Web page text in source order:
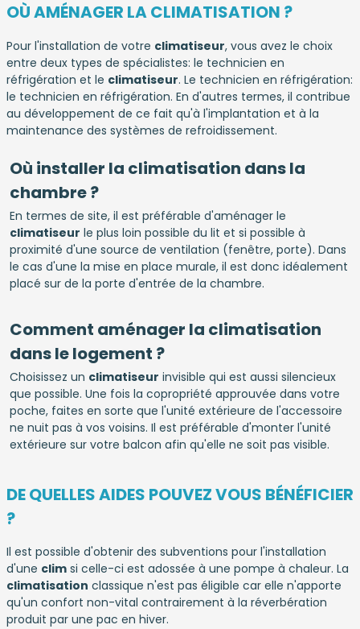
OÙ AMÉNAGER LA CLIMATISATION ?
Pour l'installation de votre climatiseur, vous avez le choix
entre deux types de spécialistes: le technicien en
réfrigération et le climatiseur. Le technicien en réfrigération:
le technicien en réfrigération. En d'autres termes, il contribue
au développement de ce fait qu'à l'implantation et à la
maintenance des systèmes de refroidissement.
Où installer la climatisation dans la
chambre ?
En termes de site, il est préférable d'aménager le
climatiseur le plus loin possible du lit et si possible à
proximité d'une source de ventilation (fenêtre, porte). Dans
le cas d'une la mise en place murale, il est donc idéalement
placé sur de la porte d'entrée de la chambre.
Comment aménager la climatisation
dans le logement ?
Choisissez un climatiseur invisible qui est aussi silencieux
que possible. Une fois la copropriété approuvée dans votre
poche, faites en sorte que l'unité extérieure de l'accessoire
ne nuit pas à vos voisins. Il est préférable d'monter l'unité
extérieure sur votre balcon afin qu'elle ne soit pas visible.
DE QUELLES AIDES POUVEZ VOUS BÉNÉFICIER
?
Il est possible d'obtenir des subventions pour l'installation
d'une clim si celle-ci est adossée à une pompe à chaleur. La
climatisation classique n'est pas éligible car elle n'apporte
qu'un confort non-vital contrairement à la réverbération
produit par une pac en hiver.